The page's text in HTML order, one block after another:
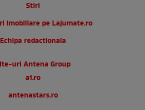
Stiri
imobiliare pe Lajumate.ro
Echipa redactionala
uri Antena Group
a1.ro
antenastars.ro